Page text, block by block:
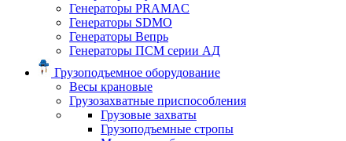
Генераторы PRAMAC
Генераторы SDMO
Генераторы Вепрь
Генераторы ПСМ серии АД
Грузоподъемное оборудование
Весы крановые
Грузозахватные приспособления
Грузовые захваты
Грузоподъемные стропы